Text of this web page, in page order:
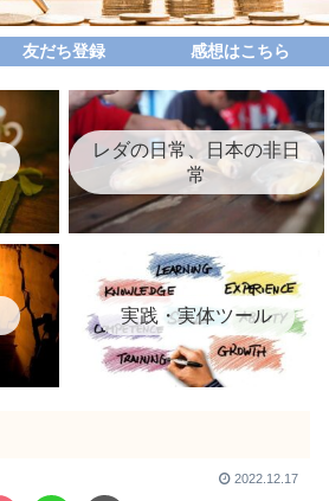
友だち登録 感想はこちら
レダの日常、日本の非日
常
実践・実体ツール
2022.12.17